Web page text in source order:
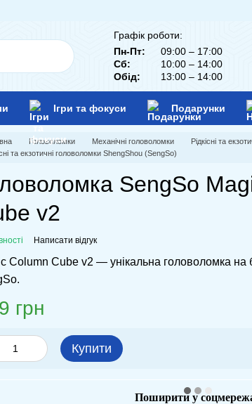
Графік роботи:
Пн-Пт:
09:00 – 17:00
Сб:
10:00 – 14:00
Обід:
13:00 – 14:00
Ігри та фокуси Подарунки
Головоломки Механічні головоломки
Рідкісні та
та екзотичні головоломки ShengShou (SengSo)
SengSo
v2
Написати відгук
Column Cube v2 — унікальна головоломка на
грн
Купити
Поширити у